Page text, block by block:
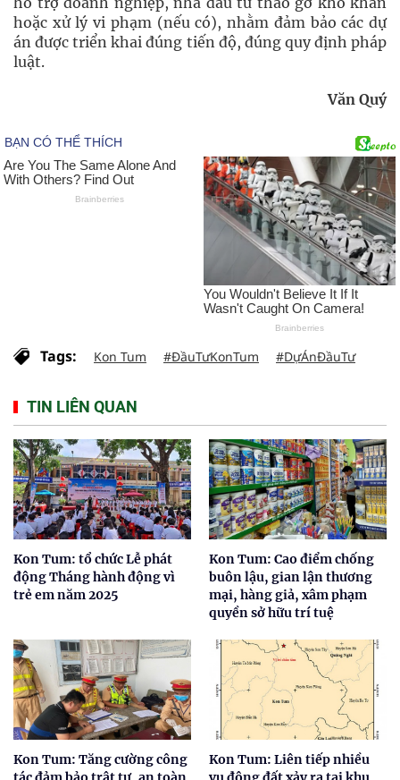
hoặc xử lý vi phạm (nếu có), nhằm đảm bảo các dự
án được triển khai đúng tiến độ, đúng quy định pháp
luật.
Văn Quý
Tags: Kon Tum #ĐầuTưKonTum #DựÁnĐầuTư
TIN LIÊN QUAN
Kon Tum: tổ chức Lễ phát
động Tháng hành động vì
trẻ em năm 2025
Kon Tum: Cao điểm chống
buôn lậu, gian lận thương
mại, hàng giả, xâm phạm
quyền sở hữu trí tuệ
Kon Tum: Tăng cường công
Kon Tum: Liên tiếp nhiều